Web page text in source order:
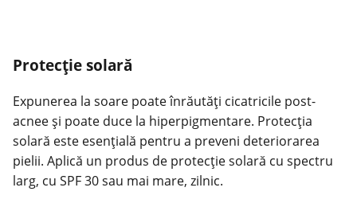
Protecție solară
Expunerea la soare poate înrăutăți cicatricile post-
acnee și poate duce la hiperpigmentare. Protecția
solară este esențială pentru a preveni deteriorarea
pielii. Aplică un produs de protecție solară cu spectru
larg, cu SPF 30 sau mai mare, zilnic.